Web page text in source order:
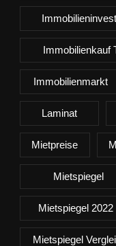
Immobilienkauf
Immobilienmarkt
Laminat
Mietpreise
Mietspiegel
Mietspiegel 2022
Mietspiegel